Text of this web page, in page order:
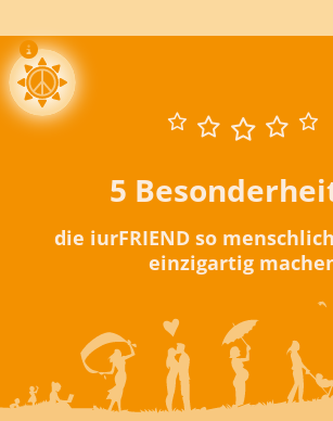
5
die iurFRIEND so
einzigartig